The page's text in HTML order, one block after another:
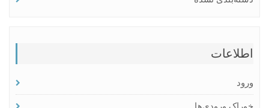
اطلاعات
ورود